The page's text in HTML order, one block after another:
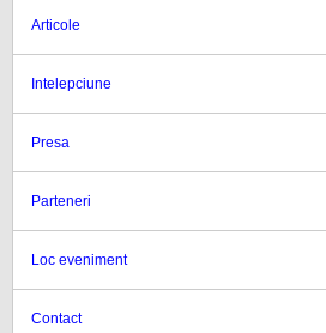
Articole
Intelepciune
Presa
Parteneri
Loc eveniment
Contact